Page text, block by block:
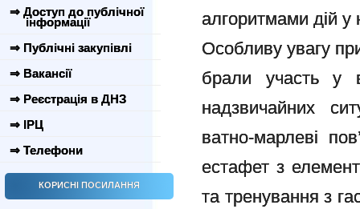
⇒ Доступ до публічної
інформації
⇒ Публічні закупівлі
⇒ Вакансії
⇒ Реєстрація в ДНЗ
⇒ ІРЦ
⇒ Телефони
КОРИСНІ ПОСИЛАННЯ
алгоритмами дій у
Особливу увагу
брали участь у
надзвичайних
ватно-марлеві
естафет з
та тренування з